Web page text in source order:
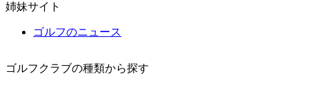
姉妹サイト
ゴルフのニュース
ゴルフクラブの種類から探す